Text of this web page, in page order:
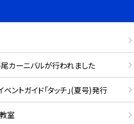
尾カーニバルが行われました
ントガイド「タッチ」(夏号)発行
室